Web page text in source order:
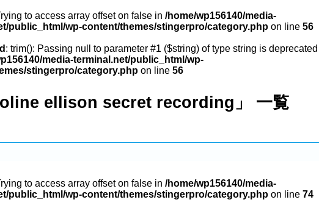
to access array offset on false in /home/wp156140/media-
public_html/wp-content/themes/stingerpro/category.php on line 56
: trim(): Passing null to parameter #1 ($string) of type string is deprecated
media-terminal.net/public_html/wp-
stingerpro/category.php on line 56
ellison secret recording」 一覧
to access array offset on false in /home/wp156140/media-
public_html/wp-content/themes/stingerpro/category.php on line 74